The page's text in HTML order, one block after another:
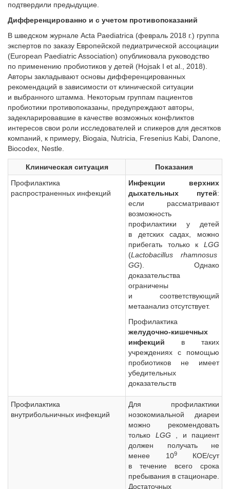
подтвердили предыдущие.
Дифференцированно и с учетом противопоказаний
В шведском журнале Acta Paediatrica (февраль 2018 г.) группа
экспертов по заказу Европейской педиатрической ассоциации
(European Paediatric Association) опубликовала руководство
по применению пробиотиков у детей (Hojsak I et al., 2018).
Авторы закладывают основы дифференцированных
рекомендаций в зависимости от клинической ситуации
и выбранного штамма. Некоторым группам пациентов
пробиотики противопоказаны, предупреждают авторы,
задекларировавшие в качестве возможных конфликтов
интересов свои роли исследователей и спикеров для десятков
компаний, к примеру, Biogaia, Nutricia, Fresenius Kabi, Danone,
Biocodex, Nestle.
Клиническая ситуация
Показания
Профилактика
распространенных инфекций
Инфекции верхних
дыхательных путей:
если рассматривают
возможность
профилактики у детей
в детских садах, можно
прибегать только к LGG
(Lactobacillus rhamnosus
GG). Однако
доказательства
ограничены
и соответствующий
метаанализ отсутствует.
Профилактика
желудочно-кишечных
инфекций в таких
учреждениях с помощью
пробиотиков не имеет
убедительных
доказательств
Профилактика
внутрибольничных инфекций
Для профилактики
нозокомиальной диареи
можно рекомендовать
только LGG , и пациент
должен получать не
менее 109КОЕ/сут
в течение всего срока
пребывания в стационаре.
Достаточных